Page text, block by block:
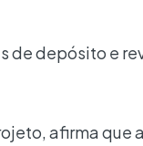
de depósito e
afirma que